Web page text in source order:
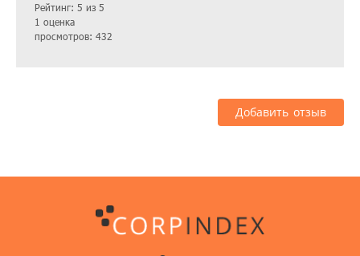
Рейтинг: 5 из 5
1 оценка
просмотров: 432
Добавить отзыв